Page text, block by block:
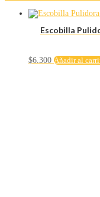
Escobilla
$6.300 Añadir al